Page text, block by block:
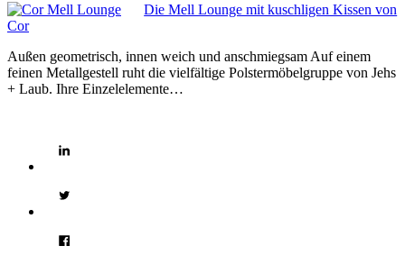
Die Mell Lounge mit kuschligen Kissen von
Cor
Außen geometrisch, innen weich und anschmiegsam Auf einem
feinen Metallgestell ruht die vielfältige Polstermöbelgruppe von Jehs
+ Laub. Ihre Einzelelemente…